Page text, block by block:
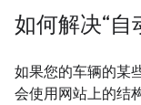
如何解决“自
如果您的车辆的某
会使用网站上的结